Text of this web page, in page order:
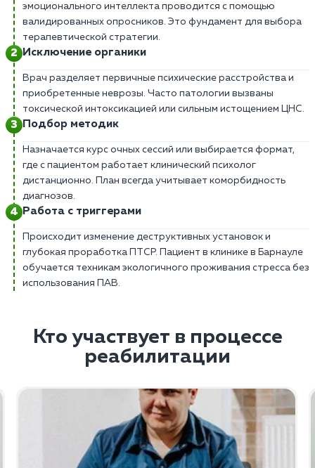
эмоционального интеллекта проводится с помощью
валидированных опросников. Это фундамент для выбора
терапевтической стратегии.
Исключение органики
Врач разделяет первичные психические расстройства и
приобретенные неврозы. Часто патологии вызваны
токсической интоксикацией или сильным истощением ЦНС.
Подбор методик
Назначается курс очных сессий или выбирается формат,
где с пациентом работает клинический психолог
дистанционно. План всегда учитывает коморбидность
диагнозов.
Работа с триггерами
Происходит изменение деструктивных установок и
глубокая проработка ПТСР. Пациент в клинике в Барнауле
обучается техникам экологичного проживания стресса без
использования ПАВ.
Кто участвует в процессе
реабилитации